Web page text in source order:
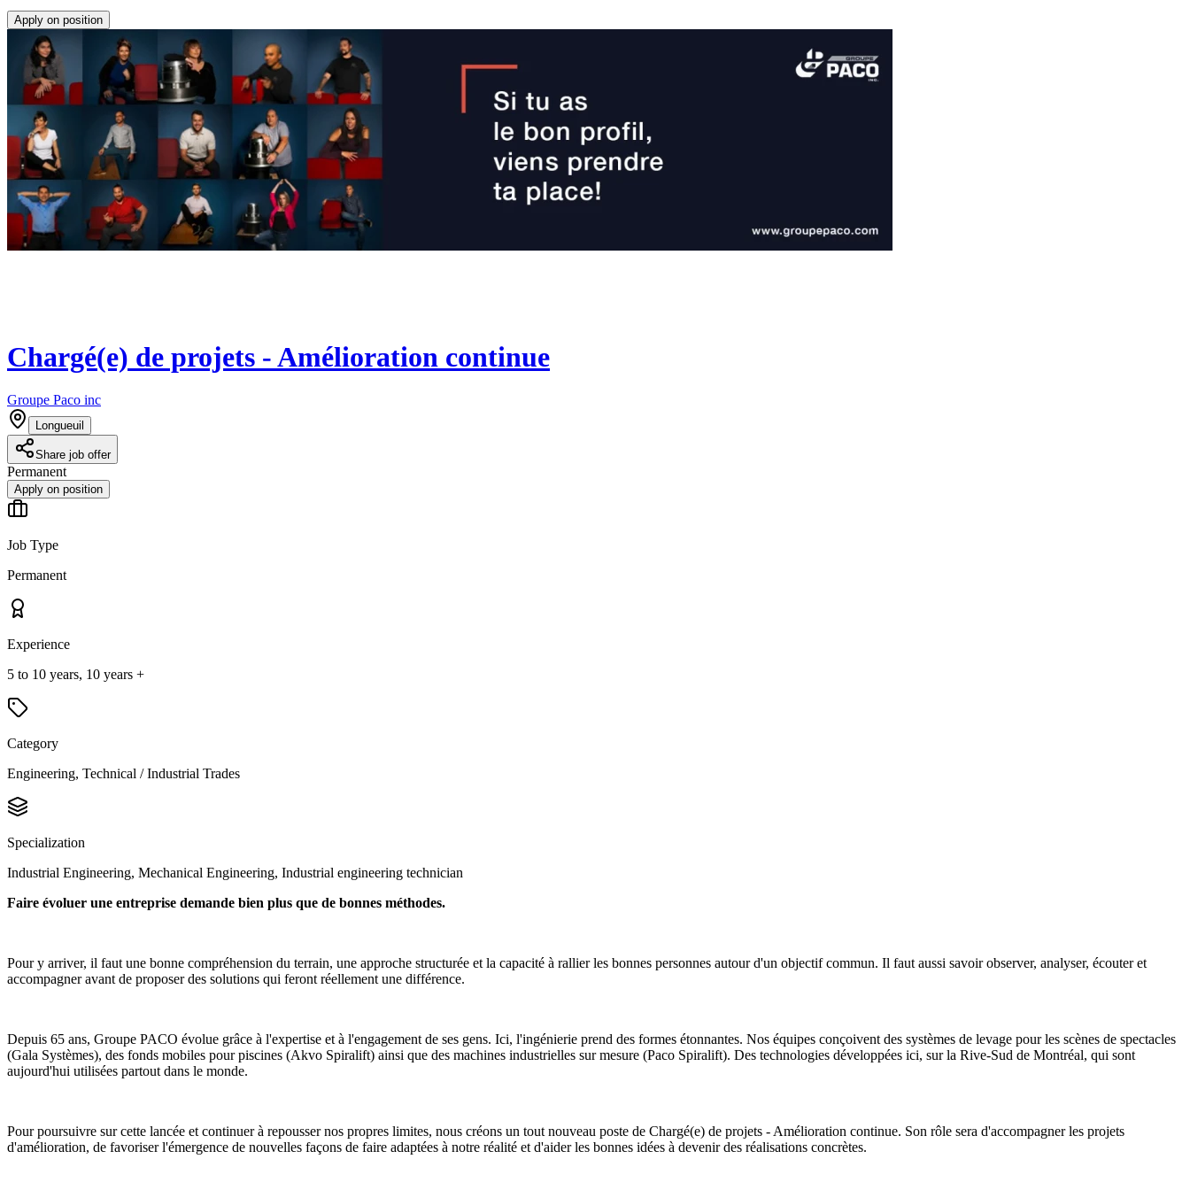
Apply on position
Chargé(e) de projets - Amélioration continue
Groupe Paco inc
Longueuil
Share job offer
Permanent
Apply on position
Job Type
Permanent
Experience
5 to 10 years, 10 years +
Category
Engineering, Technical / Industrial Trades
Specialization
Industrial Engineering, Mechanical Engineering, Industrial engineering technician
Faire évoluer une entreprise demande bien plus que de bonnes méthodes.
Pour y arriver, il faut une bonne compréhension du terrain, une approche structurée et la capacité à rallier les bonnes personnes autour d'un objectif commun. Il faut aussi savoir observer, analyser, écouter et
accompagner avant de proposer des solutions qui feront réellement une différence.
Depuis 65 ans, Groupe PACO évolue grâce à l'expertise et à l'engagement de ses gens. Ici, l'ingénierie prend des formes étonnantes. Nos équipes conçoivent des systèmes de levage pour les scènes de spectacles
(Gala Systèmes), des fonds mobiles pour piscines (Akvo Spiralift) ainsi que des machines industrielles sur mesure (Paco Spiralift). Des technologies développées ici, sur la Rive-Sud de Montréal, qui sont
aujourd'hui utilisées partout dans le monde.
Pour poursuivre sur cette lancée et continuer à repousser nos propres limites, nous créons un tout nouveau poste de Chargé(e) de projets - Amélioration continue. Son rôle sera d'accompagner les projets
d'amélioration, de favoriser l'émergence de nouvelles façons de faire adaptées à notre réalité et d'aider les bonnes idées à devenir des réalisations concrètes.